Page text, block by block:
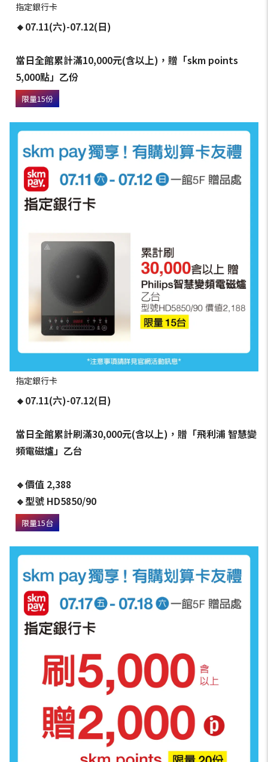
指定銀行卡
🔸07.11(六)-07.12(日)
當日全館累計滿10,000元(含以上)，贈「skm points
5,000點」乙份
限量15份
指定銀行卡
🔸07.11(六)-07.12(日)
當日全館累計刷滿30,000元(含以上)，贈「飛利浦 智慧變
頻電磁爐」乙台
🔹價值 2,388
🔹型號 HD5850/90
限量15台